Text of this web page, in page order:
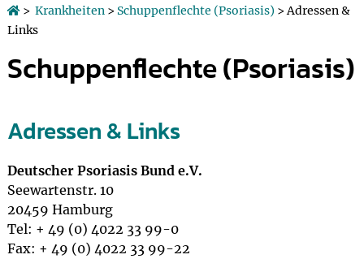
> Krankheiten> Schuppenflechte (Psoriasis) > Adressen &
Links
Schuppenflechte (Psoriasis)
Adressen & Links
Deutscher Psoriasis Bund e.V.
Seewartenstr. 10
20459 Hamburg
Tel: + 49 (0) 4022 33 99-0
Fax: + 49 (0) 4022 33 99-22